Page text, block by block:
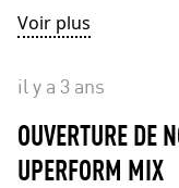
Voir plus
il y a 3 ans
OUVERTURE DE
UPERFORM MIX